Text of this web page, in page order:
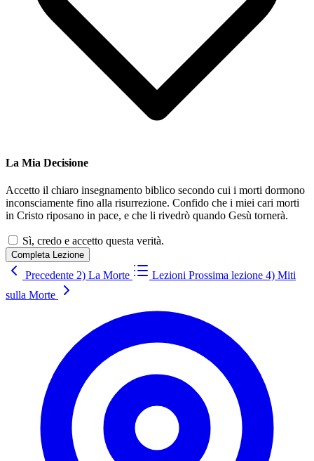
La Mia Decisione
Accetto il chiaro insegnamento biblico secondo cui i morti dormono
inconsciamente fino alla risurrezione. Confido che i miei cari morti
in Cristo riposano in pace, e che li rivedrò quando Gesù tornerà.
Sì, credo e accetto questa verità.
Completa Lezione
Precedente 2) La Morte Lezioni Prossima lezione 4) Miti
sulla Morte